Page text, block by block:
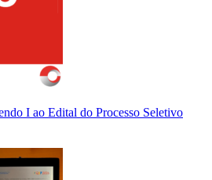
I ao Edital do Processo Seletivo